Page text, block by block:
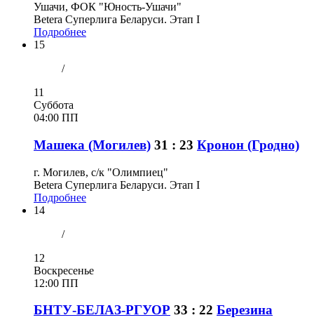
Ушачи, ФОК "Юность-Ушачи"
Betera Суперлига Беларуси. Этап I
Подробнее
15
/
11
Суббота
04:00 ПП
Машека (Могилев) 31 : 23 Кронон (Гродно)
г. Могилев, с/к "Олимпиец"
Betera Суперлига Беларуси. Этап I
Подробнее
14
/
12
Воскресенье
12:00 ПП
БНТУ-БЕЛАЗ-РГУОР 33 : 22 Березина